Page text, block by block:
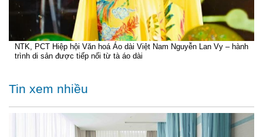
NTK, PCT Hiệp hội Văn hoá Áo dài Việt Nam Nguyễn Lan Vy – hành
trình di sản được tiếp nối từ tà áo dài
Tin xem nhiều